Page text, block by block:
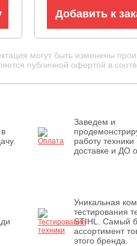
Добавить к
могут быть изменены
публичной офертой в
Заведем и
работу техники
доставке и ДО
Уникальная
тестирования
STIHL. Самый
ассортимент
этого бренда.